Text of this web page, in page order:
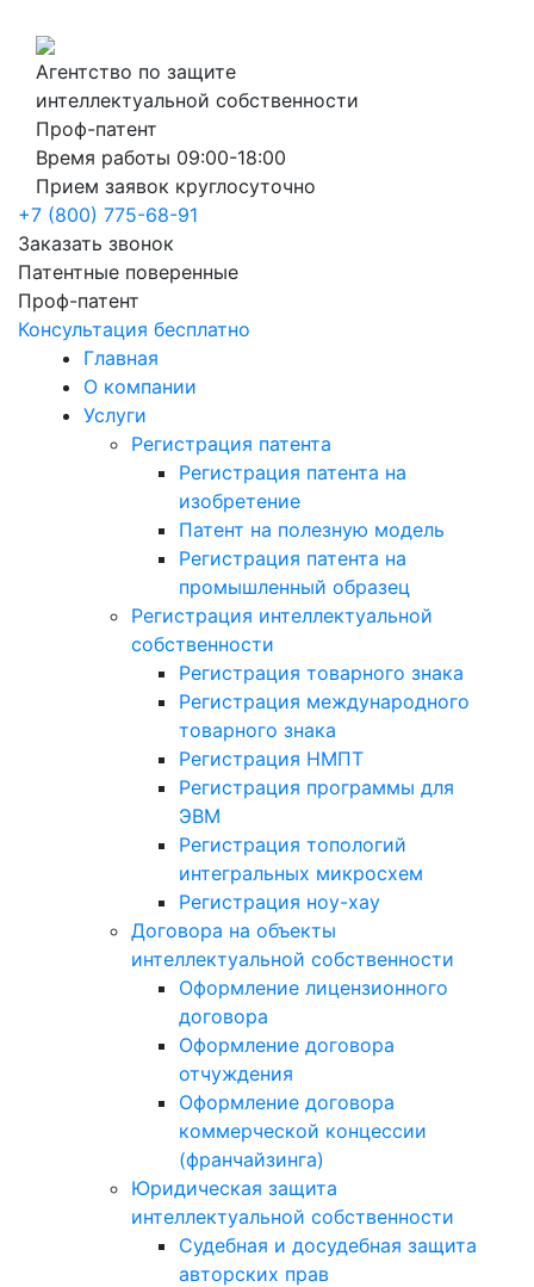
Агентство по защите
интеллектуальной собственности
Проф-патент
Время работы 09:00-18:00
Прием заявок круглосуточно
+7 (800) 775-68-91
Заказать звонок
Патентные поверенные
Проф-патент
Консультация бесплатно
Главная
О компании
Услуги
Регистрация патента
Регистрация патента на
изобретение
Патент на полезную модель
Регистрация патента на
промышленный образец
Регистрация интеллектуальной
собственности
Регистрация товарного знака
Регистрация международного
товарного знака
Регистрация НМПТ
Регистрация программы для
ЭВМ
Регистрация топологий
интегральных микросхем
Регистрация ноу-хау
Договора на объекты
интеллектуальной собственности
Оформление лицензионного
договора
Оформление договора
отчуждения
Оформление договора
коммерческой концессии
(франчайзинга)
Юридическая защита
интеллектуальной собственности
Судебная и досудебная защита
авторских прав